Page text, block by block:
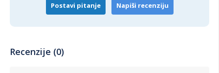
Postavi pitanje Napiši recenziju
Recenzije (0)